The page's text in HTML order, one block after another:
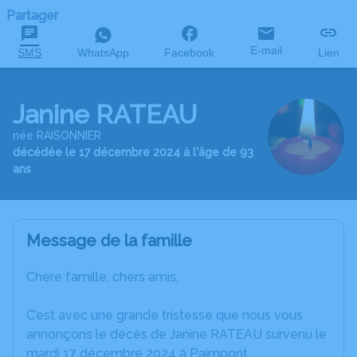
Partager
SMS WhatsApp Facebook E-mail Lien
Janine RATEAU
née RAISONNIER
décédée le 17 décembre 2024 à l'âge de 93
ans
Message de la famille
Chère famille, chers amis,
C’est avec une grande tristesse que nous vous
annonçons le décès de Janine RATEAU survenu le
mardi 17 décembre 2024 à Paimpont.